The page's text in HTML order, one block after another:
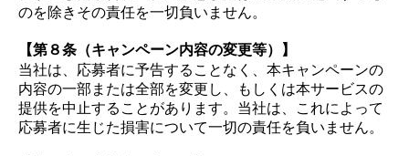
のを除きその責任を一切負いません。
【第８条（キャンペーン内容の変更等）】
当社は、応募者に予告することなく、本キャンペーンの
内容の一部または全部を変更し、もしくは本サービスの
提供を中止することがあります。当社は、これによって
応募者に生じた損害について一切の責任を負いません。